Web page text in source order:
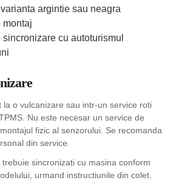
argintie sau neagra
montaj
sincronizare cu autoturismul
la o vulcanizare sau intr-un service roti
Nu este necesar un service de
fizic al senzorului. Se recomanda
din service.
sincronizati cu masina conform
urmand instructiunile din colet.